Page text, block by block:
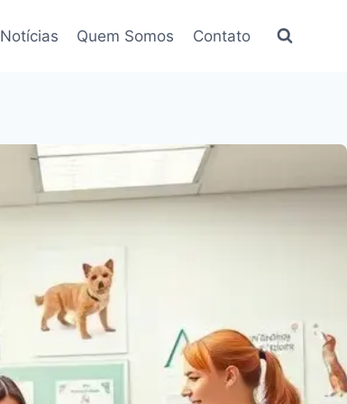
Notícias Quem Somos Contato